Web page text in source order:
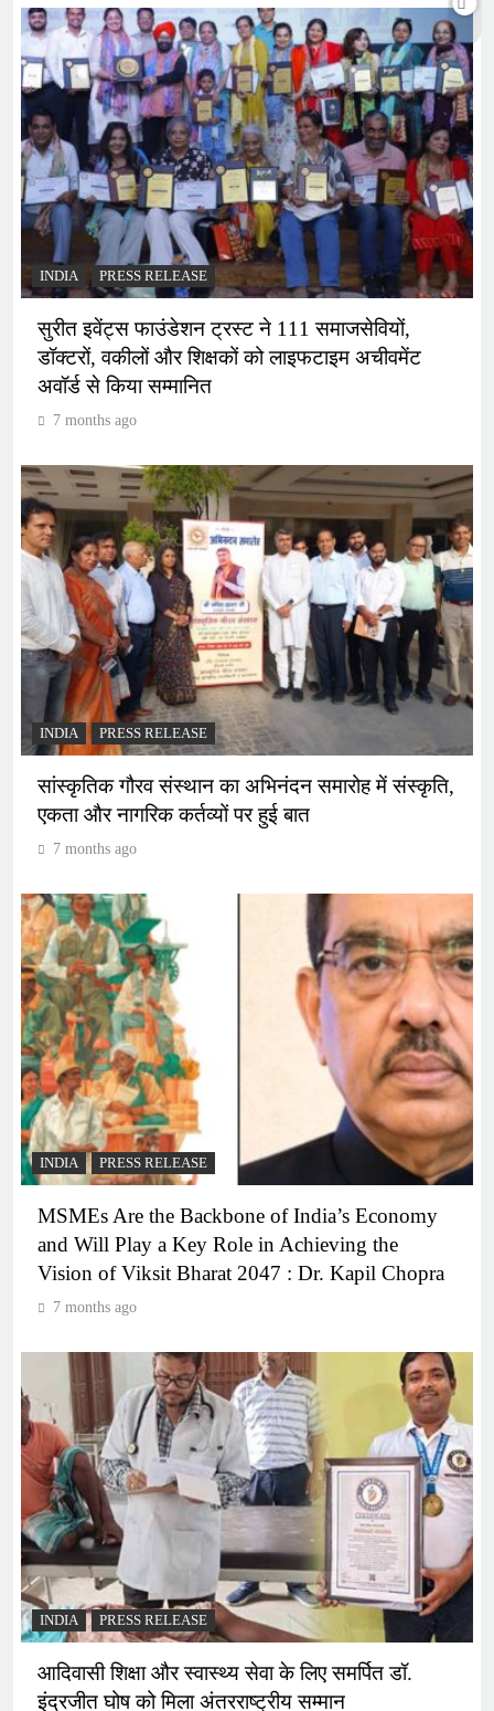
INDIA PRESS RELEASE
सुरीत इवेंट्स फाउंडेशन ट्रस्ट ने 111 समाजसेवियों,
डॉक्टरों, वकीलों और शिक्षकों को लाइफटाइम अचीवमेंट
अवॉर्ड से किया सम्मानित
7 months ago
INDIA PRESS RELEASE
सांस्कृतिक गौरव संस्थान का अभिनंदन समारोह में संस्कृति,
एकता और नागरिक कर्तव्यों पर हुई बात
7 months ago
INDIA PRESS RELEASE
MSMEs Are the Backbone of India’s Economy
and Will Play a Key Role in Achieving the
Vision of Viksit Bharat 2047 : Dr. Kapil Chopra
7 months ago
INDIA PRESS RELEASE
आदिवासी शिक्षा और स्वास्थ्य सेवा के लिए समर्पित डॉ.
इंद्रजीत घोष को मिला अंतरराष्ट्रीय सम्मान